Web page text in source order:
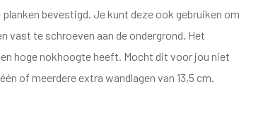
bevestigd. Je kunt deze ook gebruiken om
vast te schroeven aan de ondergrond. Het
hoge nokhoogte heeft. Mocht dit voor jou niet
of meerdere extra wandlagen van 13,5 cm.